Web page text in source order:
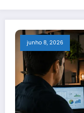
junho 8, 2026